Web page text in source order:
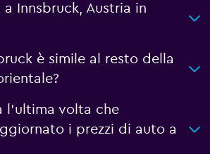
Innsbruck, Austria in
è simile al resto della
l'ultima volta che
i prezzi di auto a